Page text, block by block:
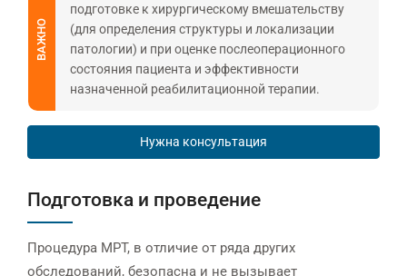
ВАЖНО
подготовке к хирургическому вмешательству
(для определения структуры и локализации
патологии) и при оценке послеоперационного
состояния пациента и эффективности
назначенной реабилитационной терапии.
Нужна консультация
Подготовка и проведение
Процедура МРТ, в отличие от ряда других
обследований, безопасна и не вызывает